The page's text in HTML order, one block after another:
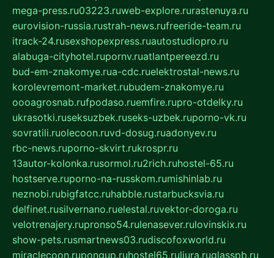
mega-press.ru03223.ruweb-explore.rurastenuya.ru
eurovision-russia.rustrah-news.rufreeride-team.ru
itrack-24.rusexshopexpress.ruautostudiopro.ru
alabuga-cityhotel.rupornv.ruatlantpereezd.ru
bud-em-znakomye.rua-cdc.ruelektrostal-news.ru
korolevremont-market.rubudem-znakomye.ru
oooagrosnab.rufpodaso.ruemfire.rupro-otdelky.ru
ukrasotki.ruseksuzbek.ruseks-uzbek.ruporno-vk.ru
sovratili.ruolecoon.ruvd-dosug.ruadonyev.ru
rbc-news.ruporno-skvirt.rukrospr.ru
13autor-kolonka.rusormol.ru2rich.ruhostel-65.ru
hostserve.ruporno-na-russkom.rumishinlab.ru
neznobi.rubigfatcc.ruhabble.rustarbucksvia.ru
delfinet.rusilvernano.ruelestal.ruvektor-doroga.ru
velotrenajery.rupronso54.rulenasever.rulovinskix.ru
show-pets.rusmartnews03.rudiscofoxworld.ru
miraclecoon.rupongup.ruhostel65.ruliura.ruglasspb.ru